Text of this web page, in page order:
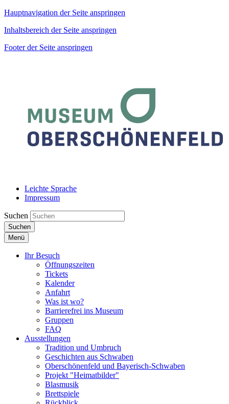
Hauptnavigation der Seite anspringen
Inhaltsbereich der Seite anspringen
Footer der Seite anspringen
Leichte Sprache
Impressum
Suchen
Suchen
Menü
Ihr Besuch
Öffnungszeiten
Tickets
Kalender
Anfahrt
Was ist wo?
Barrierefrei ins Museum
Gruppen
FAQ
Ausstellungen
Tradition und Umbruch
Geschichten aus Schwaben
Oberschönenfeld und Bayerisch-Schwaben
Projekt "Heimatbilder"
Blasmusik
Brettspiele